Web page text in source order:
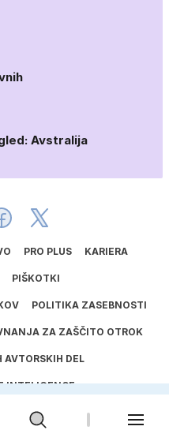
Avstralija
PRO PLUS KARIERA
PIŠKOTKI
POLITIKA ZASEBNOSTI
ZA ZAŠČITO OTROK
AVTORSKIH DEL
INTELIGENCE